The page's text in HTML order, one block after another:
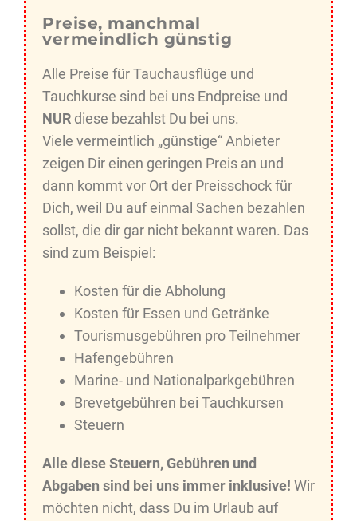
Preise, manchmal
vermeindlich günstig
Alle Preise für Tauchausflüge und
Tauchkurse sind bei uns Endpreise und
NUR diese bezahlst Du bei uns.
Viele vermeintlich „günstige“ Anbieter
zeigen Dir einen geringen Preis an und
dann kommt vor Ort der Preisschock für
Dich, weil Du auf einmal Sachen bezahlen
sollst, die dir gar nicht bekannt waren. Das
sind zum Beispiel:
Kosten für die Abholung
Kosten für Essen und Getränke
Tourismusgebühren pro Teilnehmer
Hafengebühren
Marine- und Nationalparkgebühren
Brevetgebühren bei Tauchkursen
Steuern
Alle diese Steuern, Gebühren und
Abgaben sind bei uns immer inklusive! Wir
möchten nicht, dass Du im Urlaub auf